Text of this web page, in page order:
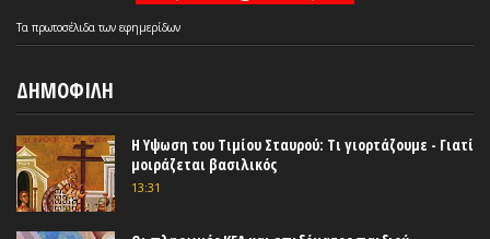
Τα πρωτοσέλιδατων εφημερίδων
ΔΗΜΟΦΙΛΗ
Η Υψωση του Τιμίου Σταυρού: Τι γιορτάζουμε - Γιατί
μοιράζεται βασιλικός
13:31